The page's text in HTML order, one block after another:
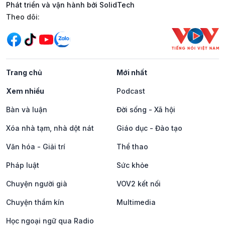
Phát triển và vận hành bởi SolidTech
Mạng xã hội
Theo dõi:
Trang chủ Mới nhất
Xem nhiều Podcast
Bàn và luận Đời sống - Xã hội
Xóa nhà tạm, nhà dột nát Giáo dục - Đào tạo
Văn hóa - Giải trí Thể thao
Pháp luật Sức khỏe
Chuyện người già VOV2 kết nối
Chuyện thầm kín Multimedia
Học ngoại ngữ qua Radio